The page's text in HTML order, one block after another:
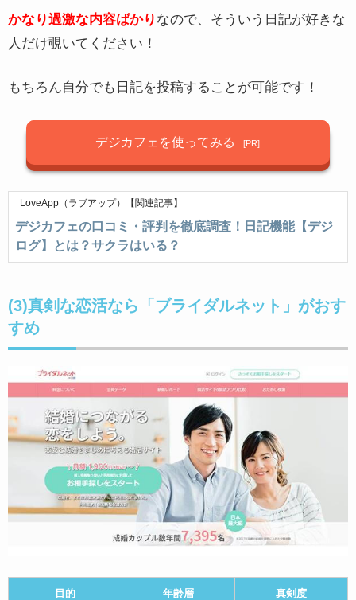
Facebook連携 なし
LINE交換 〇
対応機種
かなり過激な内容ばかり なので、そういう日記が好きな
人だけ覗いてください！
もちろん自分でも日記を投稿することが可能です！
デジカフェを使ってみる
LoveApp（ラブアップ） 【関連記事】
デジカフェの口コミ・評判を徹底調査！日記機能【デジ
ログ】とは？サクラはいる？
(3)真剣な恋活なら「ブライダルネット」がおす
すめ
目的 年齢層 真剣度